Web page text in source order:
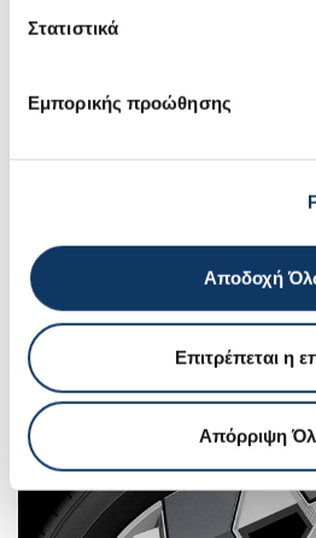
Στατιστικά
Εμπορικής προώθησης
Αποδοχή
Επιτρέπεται η
Απόρριψη
Ζάντα αλουμινίου 18'', Ασημί